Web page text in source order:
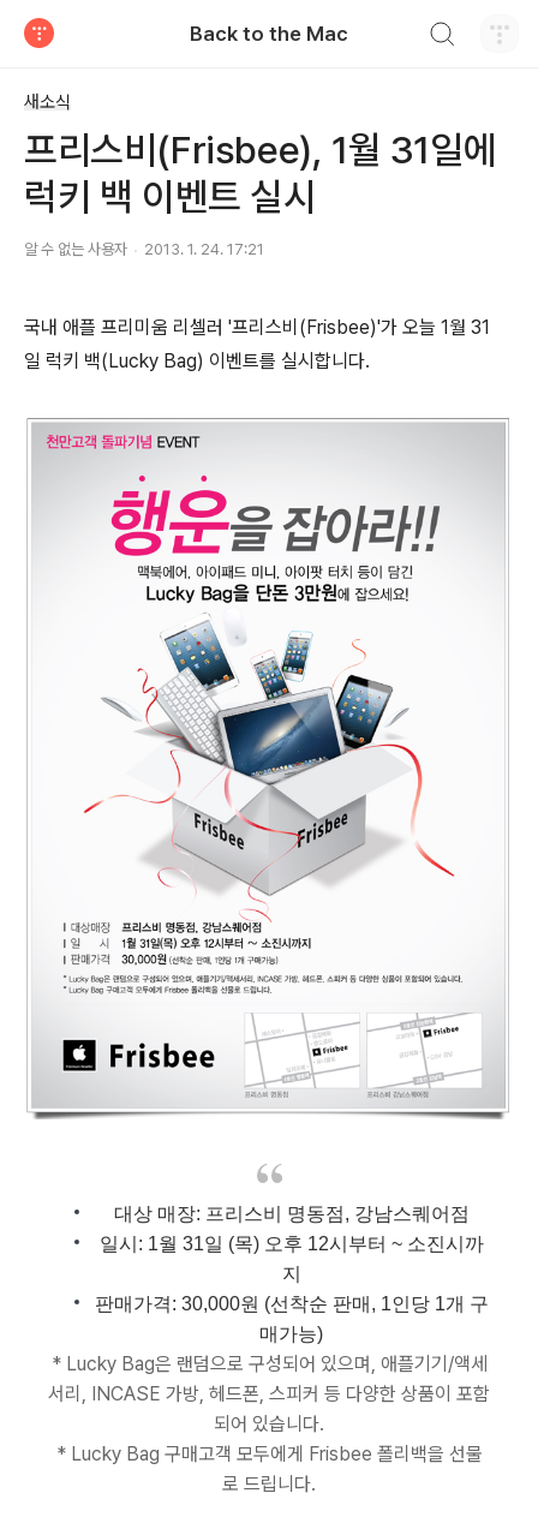
Back to the Mac
새소식
프리스비(Frisbee), 1월 31일에
럭키 백 이벤트 실시
알 수 없는 사용자 2013. 1. 24. 17:21
국내 애플 프리미움 리셀러 '프리스비(Frisbee)'가 오늘 1월 31
일 럭키 백(Lucky Bag) 이벤트를 실시합니다.
대상 매장: 프리스비 명동점, 강남스퀘어점
일시: 1월 31일 (목) 오후 12시부터 ~ 소진시까
지
판매가격: 30,000원 (선착순 판매, 1인당 1개 구
매가능)
* Lucky Bag은 랜덤으로 구성되어 있으며, 애플기기/액세
서리, INCASE 가방, 헤드폰, 스피커 등 다양한 상품이 포함
되어 있습니다.
* Lucky Bag 구매고객 모두에게 Frisbee 폴리백을 선물
로 드립니다.